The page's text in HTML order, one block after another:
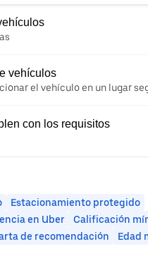
vehículos
el vehículo en un lugar
con los requisitos
Estacionamiento protegido
en Uber
Calificación
de recomendación Edad